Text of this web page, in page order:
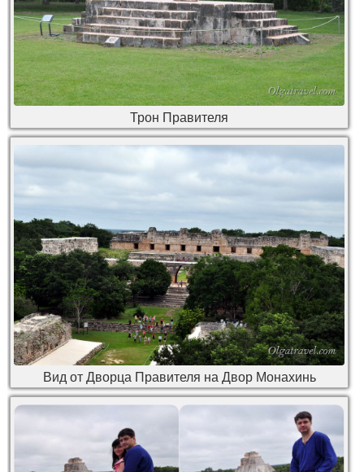
Трон Правителя
Вид от Дворца Правителя на Двор Монахинь